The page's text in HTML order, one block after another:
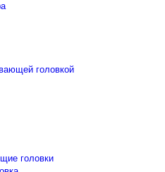
головкой
головки